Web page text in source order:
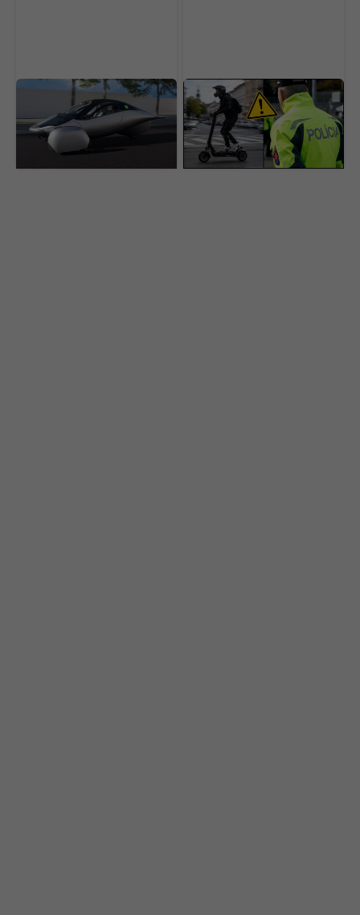
Na tento solárny
elektromobil čaká 50-
tisíc ľudí. Po rokoch
sľubov ide konečne do
výroby
Veľká zmena pre
elektrokolobežkárov.
Tieto modely už nebudú
môcť na cesty, hrozí
pokuta 300 eur